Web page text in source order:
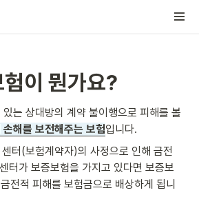
이 뭔가요?
는 상대방의 계약 불이행으로 피해를 볼
해를 보전해주는 보험입니다.
터(보험계약자)의 사정으로 인해 금전
터가 보증보험을 가지고 있다면 보증보
전적 피해를 보험금으로 배상하게 됩니